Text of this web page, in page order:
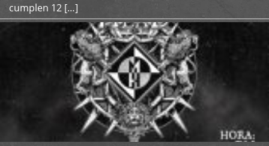
cumplen 12 […]